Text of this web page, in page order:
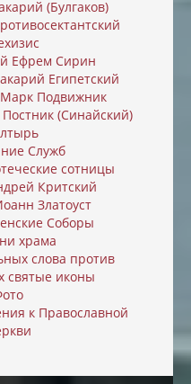
(Булгаков)
Ефрем Сирин
Египетский
Подвижник
(Синайский)
Служб
сотницы
Критский
Златоуст
Соборы
храма
слова против
иконы
к Православной